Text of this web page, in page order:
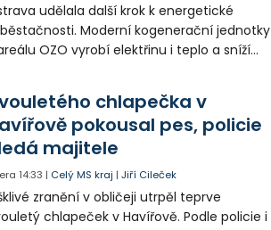
udělala další krok k energetické
Moderní kogenerační jednotky
OZO vyrobí elektřinu i teplo a sníží
chlapečka v
pokousal pes, policie
majitele
14:33 | Celý MS kraj |Jiří Cileček
zranění v obličeji utrpěl teprve
chlapeček v Havířově. Podle policie i